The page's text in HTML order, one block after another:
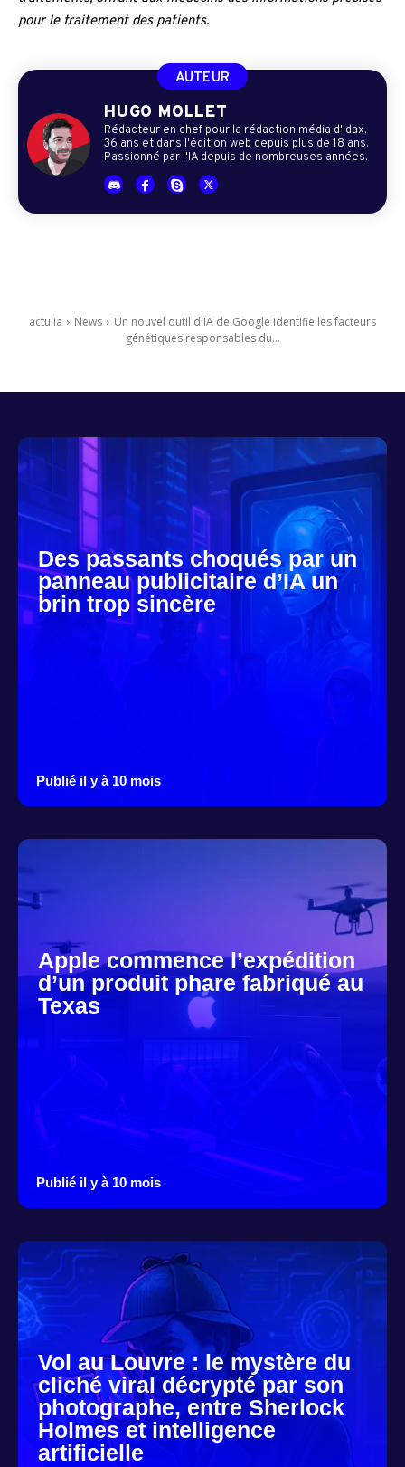
pour le traitement des patients.
AUTEUR
HUGO MOLLET
Rédacteur en chef pour la rédaction média d'idax,
36 ans et dans l'édition web depuis plus de 18 ans.
Passionné par l'IA depuis de nombreuses années.
actu.ia News
Un nouvel outil d'IA de Google identifie les facteurs
génétiques responsables du...
Des passants choqués par un
panneau publicitaire d’IA un
brin trop sincère
Publié il y à 10 mois
Apple commence l’expédition
d’un produit phare fabriqué au
Texas
Publié il y à 10 mois
Vol au Louvre : le mystère du
cliché viral décrypté par son
photographe, entre Sherlock
Holmes et intelligence
artificielle